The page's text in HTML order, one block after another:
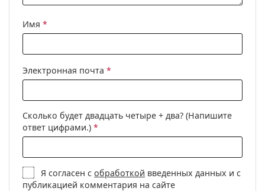
Имя *
Электронная почта *
Сколько будет двадцать четыре + два? (Напишите
ответ цифрами.) *
Я согласен собработкой введенных данных и с
публикацией комментария на сайте